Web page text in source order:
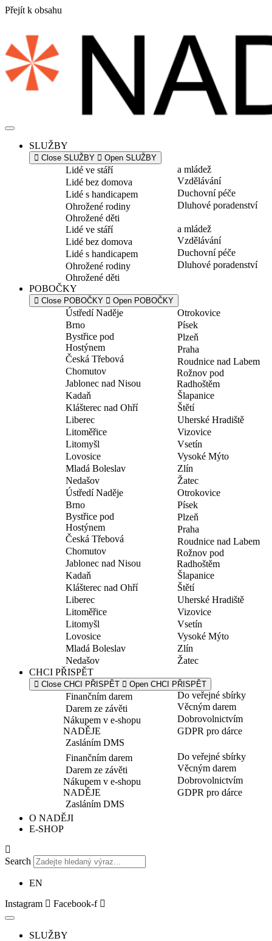
Přejít k obsahu
SLUŽBY
Close SLUŽBY Open SLUŽBY
Lidé ve stáří
Lidé bez domova
Lidé s handicapem
Ohrožené rodiny
Ohrožené děti
a mládež
Vzdělávání
Duchovní péče
Dluhové poradenství
Lidé ve stáří
Lidé bez domova
Lidé s handicapem
Ohrožené rodiny
Ohrožené děti
a mládež
Vzdělávání
Duchovní péče
Dluhové poradenství
POBOČKY
Close POBOČKY Open POBOČKY
Ústředí Naděje
Brno
Bystřice pod
Hostýnem
Česká Třebová
Chomutov
Jablonec nad Nisou
Kadaň
Klášterec nad Ohří
Liberec
Litoměřice
Litomyšl
Lovosice
Mladá Boleslav
Nedašov
Otrokovice
Písek
Plzeň
Praha
Roudnice nad Labem
Rožnov pod
Radhoštěm
Šlapanice
Štětí
Uherské Hradiště
Vizovice
Vsetín
Vysoké Mýto
Zlín
Žatec
Ústředí Naděje
Brno
Bystřice pod
Hostýnem
Česká Třebová
Chomutov
Jablonec nad Nisou
Kadaň
Klášterec nad Ohří
Liberec
Litoměřice
Litomyšl
Lovosice
Mladá Boleslav
Nedašov
Otrokovice
Písek
Plzeň
Praha
Roudnice nad Labem
Rožnov pod
Radhoštěm
Šlapanice
Štětí
Uherské Hradiště
Vizovice
Vsetín
Vysoké Mýto
Zlín
Žatec
CHCI PŘISPĚT
Close CHCI PŘISPĚT Open CHCI PŘISPĚT
Finančním darem
Darem ze závěti
Nákupem v e-shopu
NADĚJE
Zasláním DMS
Do veřejné sbírky
Věcným darem
Dobrovolnictvím
GDPR pro dárce
Finančním darem
Darem ze závěti
Nákupem v e-shopu
NADĚJE
Zasláním DMS
Do veřejné sbírky
Věcným darem
Dobrovolnictvím
GDPR pro dárce
O NADĚJI
E-SHOP
Search
EN
Instagram
Facebook-f
SLUŽBY